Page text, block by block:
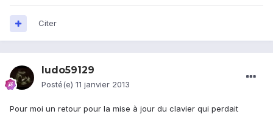
Citer
ludo59129
Posté(e) 11 janvier 2013
Pour moi un retour pour la mise à jour du clavier qui perdait